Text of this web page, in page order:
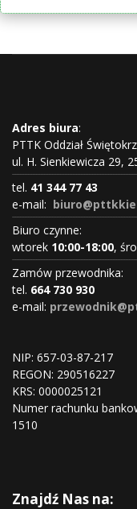
Adres biura:
PTTK Oddział
ul. H. Sienkiewicza 29,
tel. 41 344 77 43
e-mail:
Biuro czynne:
wtorek 10:00-18:00,
Zamów przewodnika:
tel. 664 730 930
e-mail:
NIP: 657-03-87-217
REGON: 290516227
KRS: 0000025121
Numer rachunku
1510
Znajdź Nas na: